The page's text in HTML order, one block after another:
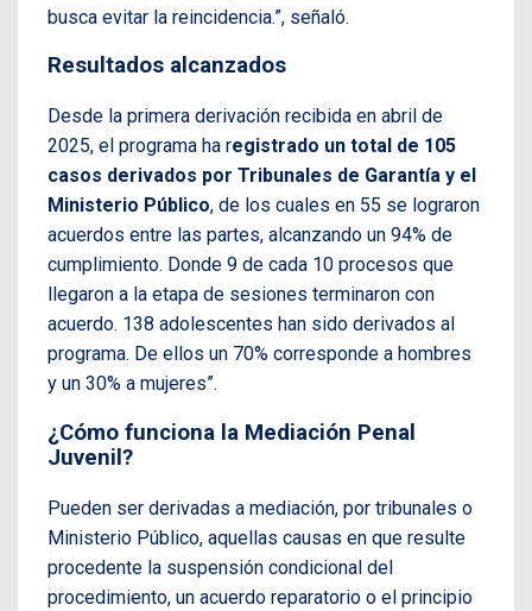
busca evitar la reincidencia.”, señaló.
Resultados alcanzados
Desde la primera derivación recibida en abril de
2025, el programa ha registrado un total de 105
casos derivados por Tribunales de Garantía y el
Ministerio Público, de los cuales en 55 se lograron
acuerdos entre las partes, alcanzando un 94% de
cumplimiento. Donde 9 de cada 10 procesos que
llegaron a la etapa de sesiones terminaron con
acuerdo. 138 adolescentes han sido derivados al
programa. De ellos un 70% corresponde a hombres
y un 30% a mujeres”.
¿Cómo funciona la Mediación Penal
Juvenil?
Pueden ser derivadas a mediación, por tribunales o
Ministerio Público, aquellas causas en que resulte
procedente la suspensión condicional del
procedimiento, un acuerdo reparatorio o el principio